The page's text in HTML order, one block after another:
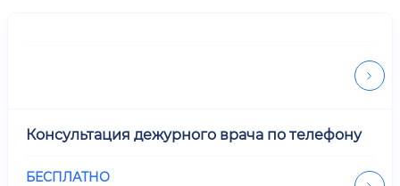
Консультация дежурного врача по телефону
БЕСПЛАТНО